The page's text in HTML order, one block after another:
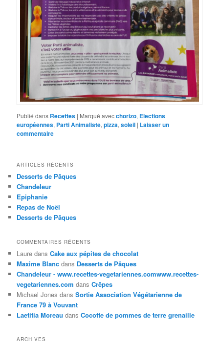
Publié dans Recettes | Marqué avecchorizo, Elections
européennes, Parti Animaliste,pizza,soleil | Laisser un
commentaire
ARTICLES RÉCENTS
Desserts de Pâques
Chandeleur
Epiphanie
Repas de Noël
Desserts de Pâques
COMMENTAIRES RÉCENTS
Laure dansCake aux pépites de chocolat
Maxime Blanc dans Desserts de Pâques
Chandeleur - www.recettes-vegetariennes.comwww.recettes-
vegetariennes.com dansCrêpes
Michael Jones dansSortie Association Végétarienne de
France 79 à Vouvant
Laetitia Moreau dansCocotte de pommes de terre grenaille
ARCHIVES